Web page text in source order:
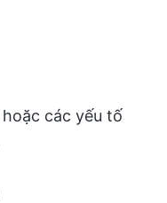
các yếu tố